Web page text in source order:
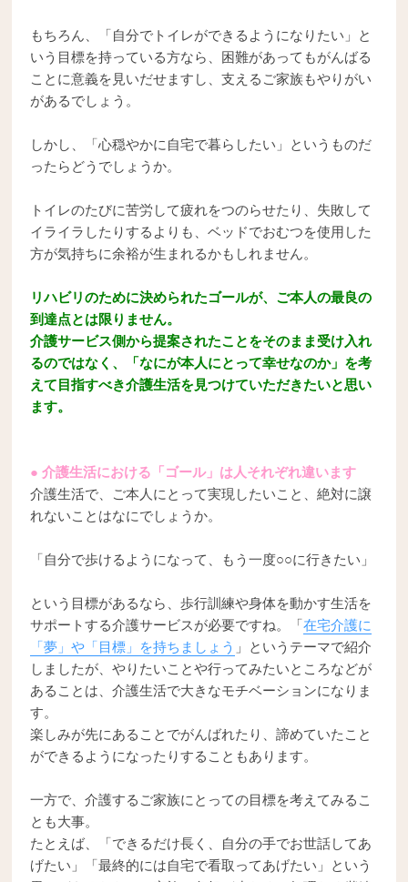
もちろん、「自分でトイレができるようになりたい」と
いう目標を持っている方なら、困難があってもがんばる
ことに意義を見いだせますし、支えるご家族もやりがい
があるでしょう。
しかし、「心穏やかに自宅で暮らしたい」というものだ
ったらどうでしょうか。
トイレのたびに苦労して疲れをつのらせたり、失敗して
イライラしたりするよりも、ベッドでおむつを使用した
方が気持ちに余裕が生まれるかもしれません。
リハビリのために決められたゴールが、ご本人の最良の
到達点とは限りません。
介護サービス側から提案されたことをそのまま受け入れ
るのではなく、「なにが本人にとって幸せなのか」を考
えて目指すべき介護生活を見つけていただきたいと思い
ます。
● 介護生活における「ゴール」は人それぞれ違います
介護生活で、ご本人にとって実現したいこと、絶対に譲
れないことはなにでしょうか。
「自分で歩けるようになって、もう一度○○に行きたい」
という目標があるなら、歩行訓練や身体を動かす生活を
サポートする介護サービスが必要ですね。「在宅介護に
「夢」や「目標」を持ちましょう 」というテーマで紹介
しましたが、やりたいことや行ってみたいところなどが
あることは、介護生活で大きなモチベーションになりま
す。
楽しみが先にあることでがんばれたり、諦めていたこと
ができるようになったりすることもあります。
一方で、介護するご家族にとっての目標を考えてみるこ
とも大事。
たとえば、「できるだけ長く、自分の手でお世話してあ
げたい」「最終的には自宅で看取ってあげたい」という